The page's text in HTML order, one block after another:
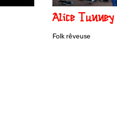
Alice Tunney
Folk rêveuse